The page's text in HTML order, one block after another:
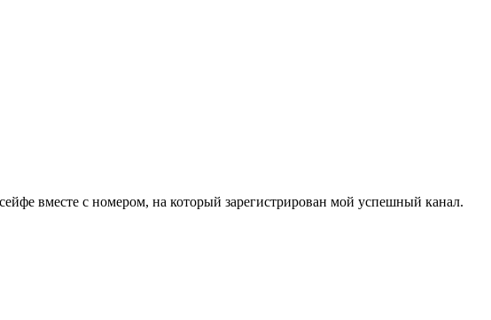
вместе с номером, на который зарегистрирован мой успешный канал.